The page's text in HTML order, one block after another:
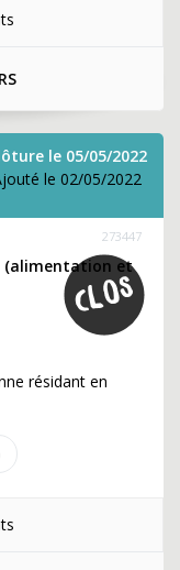
le 05/05/2022
le 02/05/2022
273447
(alimentation et
résidant en